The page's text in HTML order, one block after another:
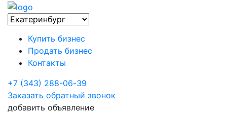
Купить бизнес
Продать бизнес
Контакты
+7 (343) 288-06-39
Заказать обратный звонок
добавить объявление